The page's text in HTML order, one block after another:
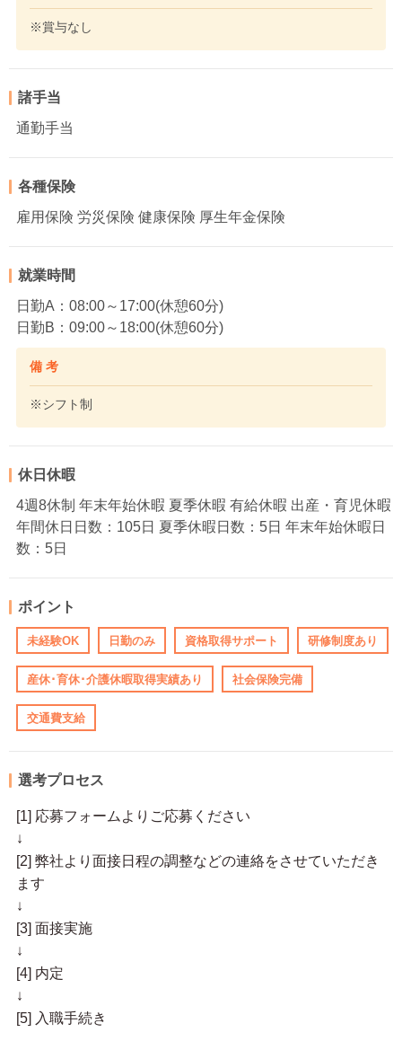
※賞与なし
諸手当
通勤手当
各種保険
雇用保険 労災保険 健康保険 厚生年金保険
就業時間
日勤A：08:00～17:00(休憩60分)
日勤B：09:00～18:00(休憩60分)
備 考
※シフト制
休日休暇
4週8休制 年末年始休暇 夏季休暇 有給休暇 出産・育児休暇
年間休日日数：105日 夏季休暇日数：5日 年末年始休暇日
数：5日
ポイント
未経験OK 日勤のみ 資格取得サポート 研修制度あり
産休･育休･介護休暇取得実績あり 社会保険完備
交通費支給
選考プロセス
[1] 応募フォームよりご応募ください
↓
[2] 弊社より面接日程の調整などの連絡をさせていただき
ます
↓
[3] 面接実施
↓
[4] 内定
↓
[5] 入職手続き